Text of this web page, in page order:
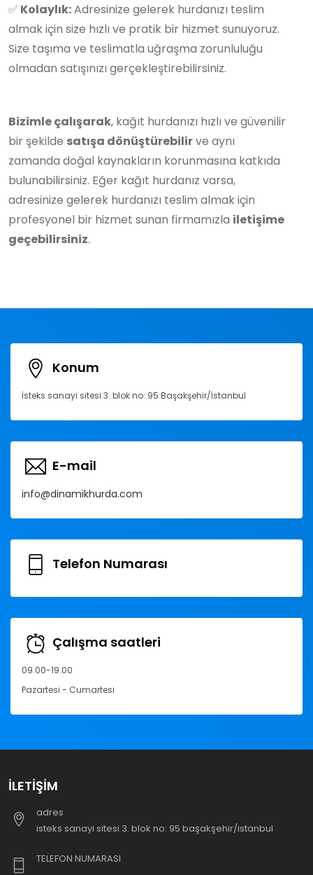
✅ Kolaylık:Adresinize gelerek hurdanızı teslim
almak için size hızlı ve pratik bir hizmet sunuyoruz.
Size taşıma ve teslimatla uğraşma zorunluluğu
olmadan satışınızı gerçekleştirebilirsiniz.
Bizimle çalışarak, kağıt hurdanızı hızlı ve güvenilir
bir şekilde satışa dönüştürebilirve aynı
zamanda doğal kaynakların korunmasına katkıda
bulunabilirsiniz. Eğer kağıt hurdanız varsa,
adresinize gelerek hurdanızı teslim almak için
profesyonel bir hizmet sunan firmamızla iletişime
geçebilirsiniz.
Konum
İsteks sanayi sitesi 3. blok no: 95 Başakşehir/İstanbul
E-mail
info@dinamikhurda.com
Telefon Numarası
Çalışma saatleri
09.00-19.00
Pazartesi - Cumartesi
İLETIŞIM
adres
i̇steks sanayi sitesi 3. blok no: 95 başakşehir/i̇stanbul
TELEFON NUMARASI